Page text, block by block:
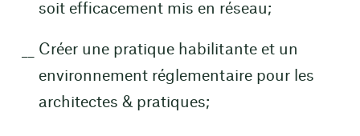
soit efficacement mis en réseau;
Créer une pratique habilitante et un
environnement réglementaire pour les
architectes & pratiques;